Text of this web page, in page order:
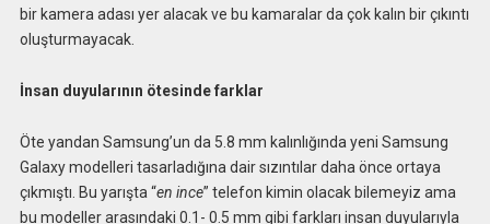
bir kamera adası yer alacak ve bu kamaralar da çok kalın bir çıkıntı
oluşturmayacak.
İnsan duyularının ötesinde farklar
Öte yandan Samsung’un da 5.8 mm kalınlığında yeni Samsung
Galaxy modelleri tasarladığına dair sızıntılar daha önce ortaya
çıkmıştı. Bu yarışta “en ince” telefon kimin olacak bilemeyiz ama
bu modeller arasındaki 0.1- 0.5 mm gibi farkları insan duyularıyla